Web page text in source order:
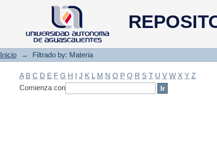
Filtrado by: Materia
Inicio → Filtrado by: Materia
A B C D E F G H I J K L M N O P Q R S T U V W X Y Z
Comienza con